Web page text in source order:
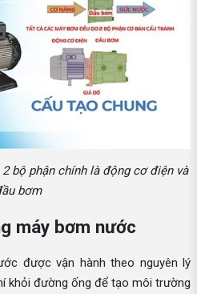
bộ phận chính là động cơ điện và
bơm
máy bơm nước
được vận hành theo nguyên lý
khỏi đường ống để tạo môi trường